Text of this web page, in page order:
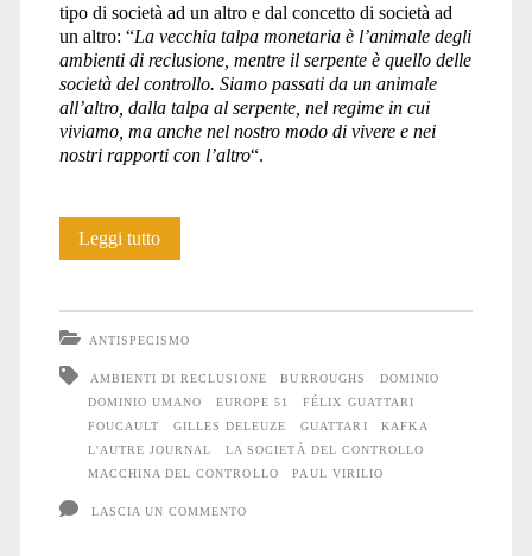
tipo di società ad un altro e dal concetto di società ad
un altro: “La vecchia talpa monetaria è l’animale degli
ambienti di reclusione, mentre il serpente è quello delle
società del controllo. Siamo passati da un animale
all’altro, dalla talpa al serpente, nel regime in cui
viviamo, ma anche nel nostro modo di vivere e nei
nostri rapporti con l’altro“.
Leggi tuttoLa
ANTISPECISMO
AMBIENTI DI RECLUSIONE BURROUGHS
DOMINIO
DOMINIO UMANO
EUROPE 51
FÉLIX GUATTARI
FOUCAULT
GILLES DELEUZE GUATTARI
KAFKA
L'AUTRE JOURNAL
LA SOCIETÀ DEL CONTROLLO
MACCHINA DEL CONTROLLO
PAUL VIRILIO
LASCIA UN COMMENTO